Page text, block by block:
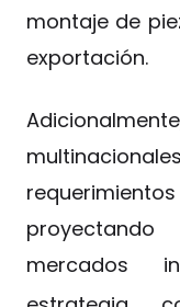
montaje de
exportación.
mercados